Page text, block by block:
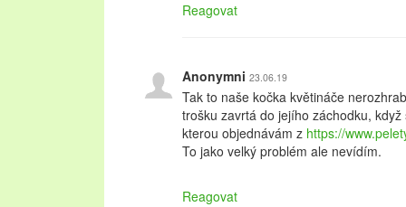
Reagovat
Anonymni 23.06.19
Tak to naše kočka květináče
trošku zavrtá do jejího záchodku,
kterou objednávám z https://
To jako velký problém ale nevídím.
Reagovat